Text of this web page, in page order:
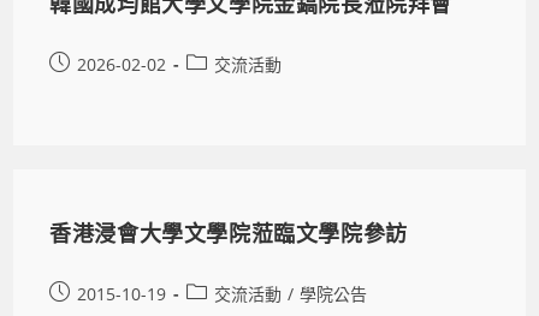
2026-02-02 交流活動
香港浸會大學文學院蒞臨文學院參訪
2015-10-19 交流活動 / 學院公告